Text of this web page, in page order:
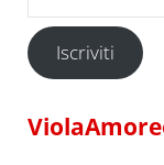
Iscriviti